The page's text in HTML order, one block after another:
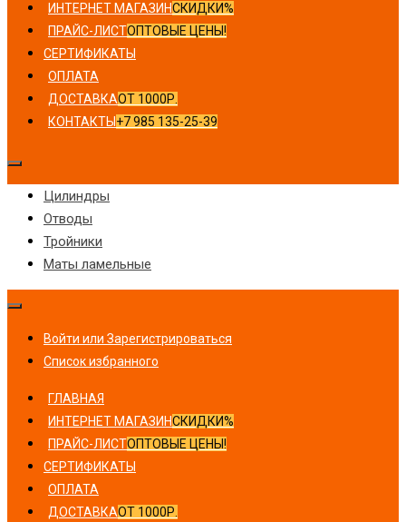
ИНТЕРНЕТ МАГАЗИНСКИДКИ%
ПРАЙС-ЛИСТОПТОВЫЕ ЦЕНЫ!
СЕРТИФИКАТЫ
ОПЛАТА
ДОСТАВКАОТ 1000Р.
КОНТАКТЫ +7 985 135-25-39
Цилиндры
Отводы
Тройники
Маты ламельные
Войти или Зарегистрироваться
Список избранного
ГЛАВНАЯ
ИНТЕРНЕТ МАГАЗИНСКИДКИ%
ПРАЙС-ЛИСТОПТОВЫЕ ЦЕНЫ!
СЕРТИФИКАТЫ
ОПЛАТА
ДОСТАВКАОТ 1000Р.